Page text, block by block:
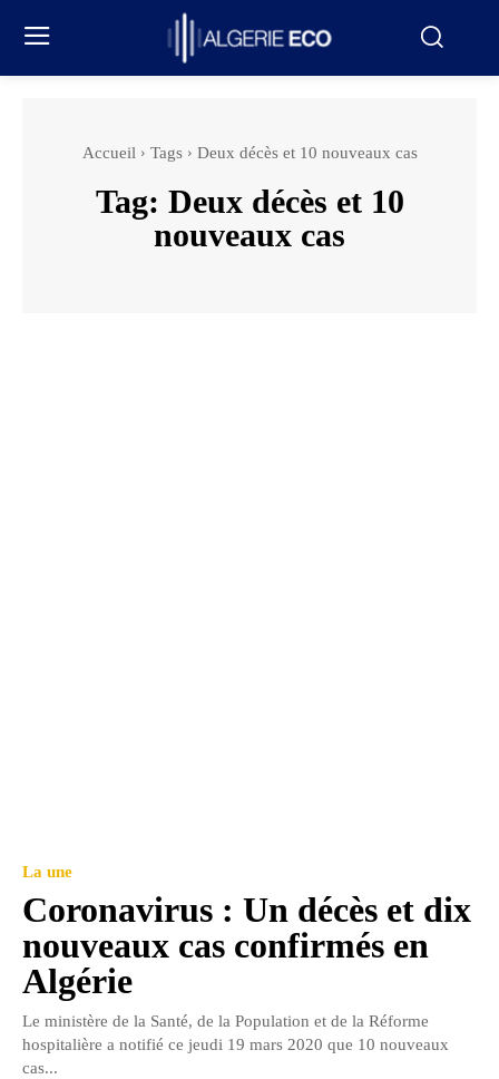
Accueil Tags Deux décès et 10 nouveaux cas
Tag: Deux décès et 10
nouveaux cas
La une
Coronavirus : Un décès et dix
nouveaux cas confirmés en
Algérie
Le ministère de la Santé, de la Population et de la Réforme
hospitalière a notifié ce jeudi 19 mars 2020 que 10 nouveaux
cas...